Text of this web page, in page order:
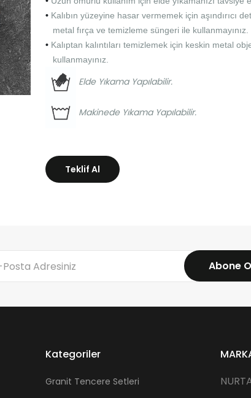
• Kalıbın yüzeyine hasar vermemek için aşındırıcı
metal fırça ve temizleme süngeri ile kullanmayınız.
• Kalıptan kalıntıları temizlemek için keskin metal
kullanmayınız.
Elde Yıkama Yapılabilir.
Makinede Yıkama Yapılabilir.
Teklif Al
Abone
Kategoriler
Granit Tencere Setleri